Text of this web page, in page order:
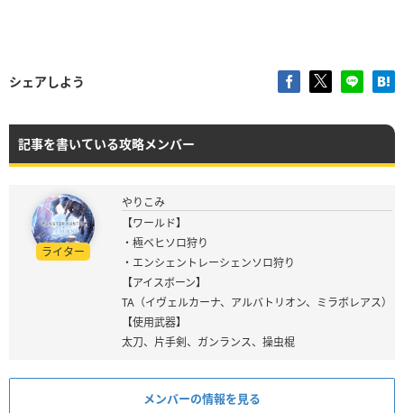
シェアしよう
記事を書いている攻略メンバー
ライター
やりこみ
【ワールド】
・極ベヒソロ狩り
・エンシェントレーシェンソロ狩り
【アイスボーン】
TA（イヴェルカーナ、アルバトリオン、ミラボレアス）
【使用武器】
太刀、片手剣、ガンランス、操虫棍
メンバーの情報を見る